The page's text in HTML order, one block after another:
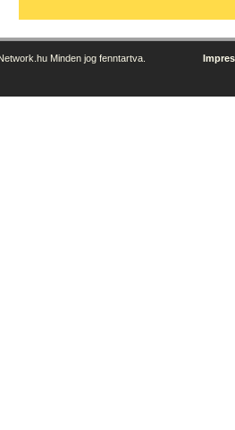
Minden jog fenntartva.